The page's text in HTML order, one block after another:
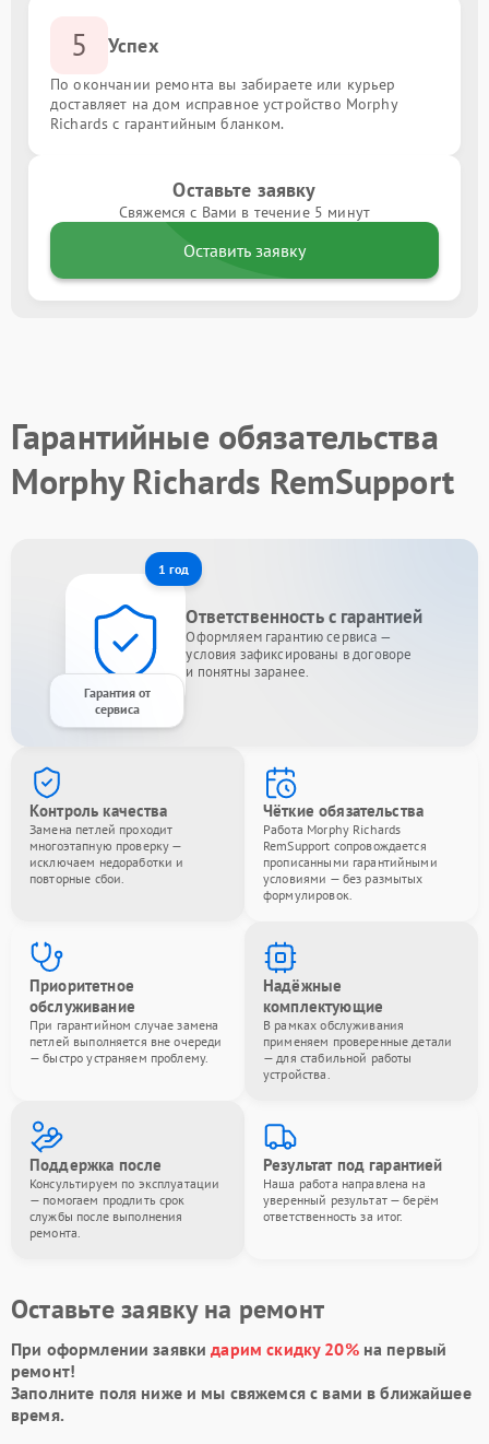
5 Успех
По окончании ремонта вы забираете или курьер
доставляет на дом исправное устройство Morphy
Richards с гарантийным бланком.
Оставьте заявку
Свяжемся с Вами в течение 5 минут
Оставить заявку
Гарантийные обязательства
Morphy Richards RemSupport
1 год
Гарантия от
сервиса
Ответственность с гарантией
Оформляем гарантию сервиса —
условия зафиксированы в договоре
и понятны заранее.
Контроль качества
Замена петлей проходит
многоэтапную проверку —
исключаем недоработки и
повторные сбои.
Чёткие обязательства
Работа Morphy Richards
RemSupport сопровождается
прописанными гарантийными
условиями — без размытых
формулировок.
Приоритетное
обслуживание
При гарантийном случае замена
петлей выполняется вне очереди
— быстро устраняем проблему.
Надёжные
комплектующие
В рамках обслуживания
применяем проверенные детали
— для стабильной работы
устройства.
Поддержка после
Консультируем по эксплуатации
— помогаем продлить срок
службы после выполнения
ремонта.
Результат под гарантией
Наша работа направлена на
уверенный результат — берём
ответственность за итог.
Оставьте заявку на ремонт
При оформлении заявкидарим скидку 20%на первый
ремонт!
Заполните поля ниже и мы свяжемся с вами в ближайшее
время.